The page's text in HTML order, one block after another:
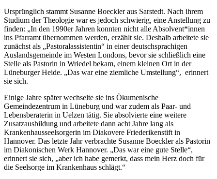
Ursprünglich stammt Susanne Boeckler aus Sarstedt. Nach ihrem
Studium der Theologie war es jedoch schwierig, eine Anstellung zu
finden: „In den 1990er Jahren konnten nicht alle Absolvent*innen
ins Pfarramt übernommen werden, erzählt sie. Deshalb arbeitete sie
zunächst als „Pastoralassistentin“ in einer deutschsprachigen
Auslandsgemeinde im Westen Londons, bevor sie schließlich eine
Stelle als Pastorin in Wriedel bekam, einem kleinen Ort in der
Lüneburger Heide. „Das war eine ziemliche Umstellung“, erinnert
sie sich.
Einige Jahre später wechselte sie ins Ökumenische
Gemeindezentrum in Lüneburg und war zudem als Paar- und
Lebensberaterin in Uelzen tätig. Sie absolvierte eine weitere
Zusatzausbildung und arbeitete dann acht Jahre lang als
Krankenhausseelsorgerin im Diakovere Friederikenstift in
Hannover. Das letzte Jahr verbrachte Susanne Boeckler als Pastorin
im Diakonischen Werk Hannover. „Das war eine gute Stelle“,
erinnert sie sich, „aber ich habe gemerkt, dass mein Herz doch für
die Seelsorge im Krankenhaus schlägt.“